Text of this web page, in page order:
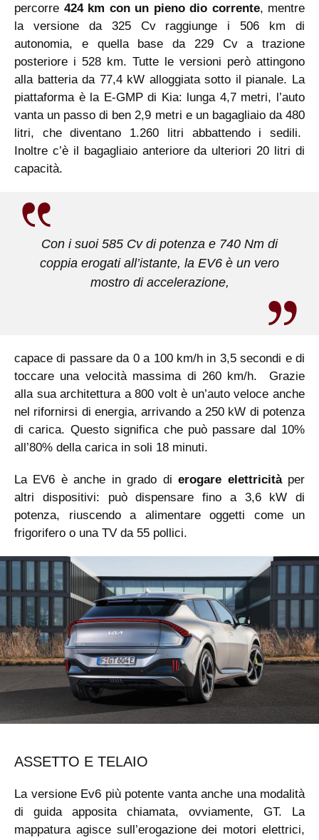
percorre 424 km con un pieno dio corrente, mentre
la versione da 325 Cv raggiunge i 506 km di
autonomia, e quella base da 229 Cv a trazione
posteriore i 528 km. Tutte le versioni però attingono
alla batteria da 77,4 kW alloggiata sotto il pianale. La
piattaforma è la E-GMP di Kia: lunga 4,7 metri, l’auto
vanta un passo di ben 2,9 metri e un bagagliaio da 480
litri, che diventano 1.260 litri abbattendo i sedili.
Inoltre c’è il bagagliaio anteriore da ulteriori 20 litri di
capacità.
Con i suoi 585 Cv di potenza e 740 Nm di
coppia erogati all’istante, la EV6 è un vero
mostro di accelerazione,
capace di passare da 0 a 100 km/h in 3,5 secondi e di
toccare una velocità massima di 260 km/h. Grazie
alla sua architettura a 800 volt è un’auto veloce anche
nel rifornirsi di energia, arrivando a 250 kW di potenza
di carica. Questo significa che può passare dal 10%
all’80% della carica in soli 18 minuti.
La EV6 è anche in grado dierogare elettricitàper
altri dispositivi: può dispensare fino a 3,6 kW di
potenza, riuscendo a alimentare oggetti come un
frigorifero o una TV da 55 pollici.
ASSETTO E TELAIO
La versione Ev6 più potente vanta anche una modalità
di guida apposita chiamata, ovviamente, GT. La
mappatura agisce sull’erogazione dei motori elettrici,